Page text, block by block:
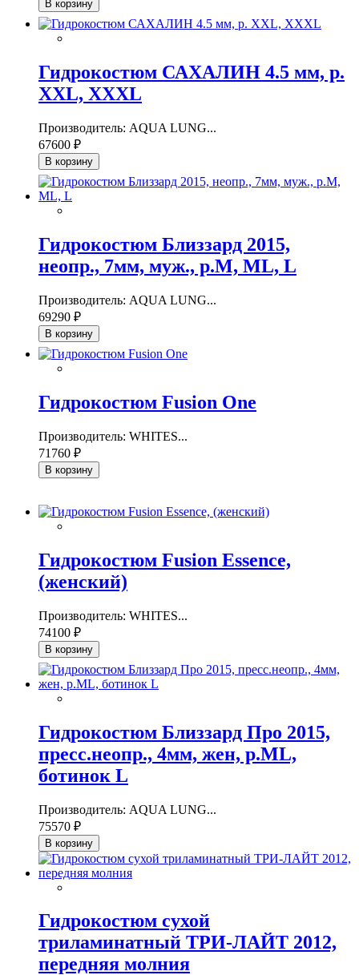
В корзину
Гидрокостюм САХАЛИН 4.5 мм, р.
XXL, XXXL
Производитель: AQUA LUNG...
67600 ₽
В корзину
Гидрокостюм Близзард 2015,
неопр., 7мм, муж., р.M, ML, L
Производитель: AQUA LUNG...
69290 ₽
В корзину
Гидрокостюм Fusion One
Производитель: WHITES...
71760 ₽
В корзину
Гидрокостюм Fusion Essence,
(женский)
Производитель: WHITES...
74100 ₽
В корзину
Гидрокостюм Близзард Про 2015,
пресс.неопр., 4мм, жен, р.ML,
ботинок L
Производитель: AQUA LUNG...
75570 ₽
В корзину
Гидрокостюм сухой
триламинатный ТРИ-ЛАЙТ 2012,
передняя молния